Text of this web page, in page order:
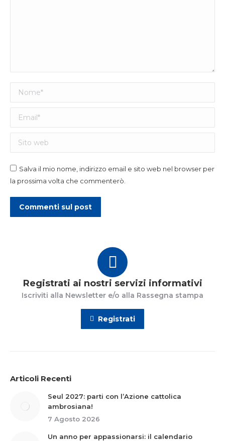
Nome *
Email *
Sito web
Salva il mio nome, indirizzo email e sito web nel browser per
la prossima volta che commenterò.
Commenti sul post
Registrati ai nostri servizi informativi
Iscriviti alla Newsletter e/o alla Rassegna stampa
Registrati
Articoli Recenti
Seul 2027: parti con l’Azione cattolica
ambrosiana!
7 Agosto 2026
Un anno per appassionarsi: il calendario